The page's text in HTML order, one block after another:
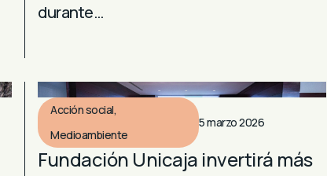
durante…
Acción social,
Medioambiente
5 marzo 2026
Fundación Unicaja invertirá más